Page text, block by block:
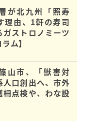
が北九州「照寿
理由、1軒の寿司
ストロノミーツ
ム】
山市、「獣害対
人口創出へ、市外
柵点検や、わな設